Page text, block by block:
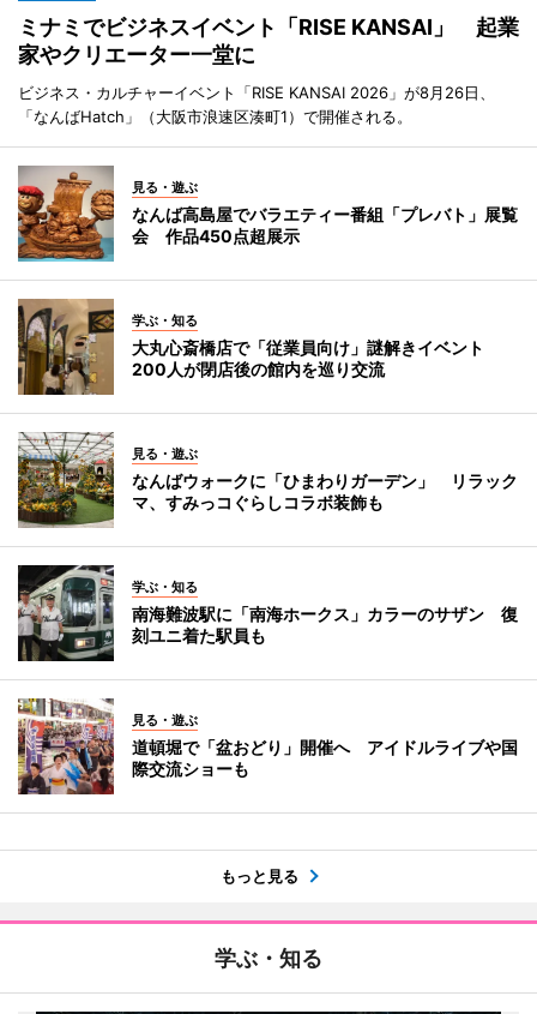
ミナミでビジネスイベント「RISE KANSAI」 起業
家やクリエーター一堂に
ビジネス・カルチャーイベント「RISE KANSAI 2026」が8月26日、
「なんばHatch」（大阪市浪速区湊町1）で開催される。
見る・遊ぶ
なんば高島屋でバラエティー番組「プレバト」展覧
会 作品450点超展示
学ぶ・知る
大丸心斎橋店で「従業員向け」謎解きイベント
200人が閉店後の館内を巡り交流
見る・遊ぶ
なんばウォークに「ひまわりガーデン」 リラック
マ、すみっコぐらしコラボ装飾も
学ぶ・知る
南海難波駅に「南海ホークス」カラーのサザン 復
刻ユニ着た駅員も
見る・遊ぶ
道頓堀で「盆おどり」開催へ アイドルライブや国
際交流ショーも
もっと見る
学ぶ・知る